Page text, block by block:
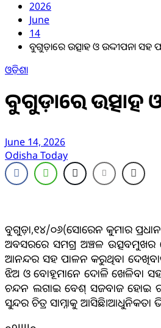
2026
June
14
ବୁଗୁଡ଼ାରେ ଉତ୍ସାହ ଓ ଉଦ୍ଦୀପନା
ଓଡ଼ିଶା
ବୁଗୁଡ଼ାରେ
June 14, 2026
Odisha Today
ବୁଗୁଡ଼ା,୧୪/୦୬(ସୋରେନ କୁମାର
ଅବସରରେ ସମଗ୍ର ଅଞ୍ଚଳ ଉତ୍ସବମୁଖର
ଆନନ୍ଦର ସହ ପାଳନ କରୁଥିବା
ଝିଅ ଓ ବୋହୂମାନେ ଦୋଳି ଖେଳିବା ସହ
ଚନ୍ଦନ ଲଗାଇ ବେଶ୍‌ ସଜବାଜ ହୋଇ
ସୁନ୍ଦର ଚିତ୍ର ସାମ୍ନାକୁ ଆସିଛି।ଆଧୁନିକତା